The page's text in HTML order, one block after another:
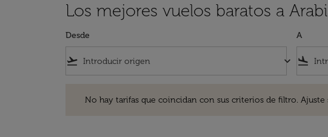
Los mejores vuelos baratos a
Desde
flight_takeoff keyboard_arrow_down
A
flight_land
No hay tarifas que coincidan con sus criterios de filtro. Ajuste